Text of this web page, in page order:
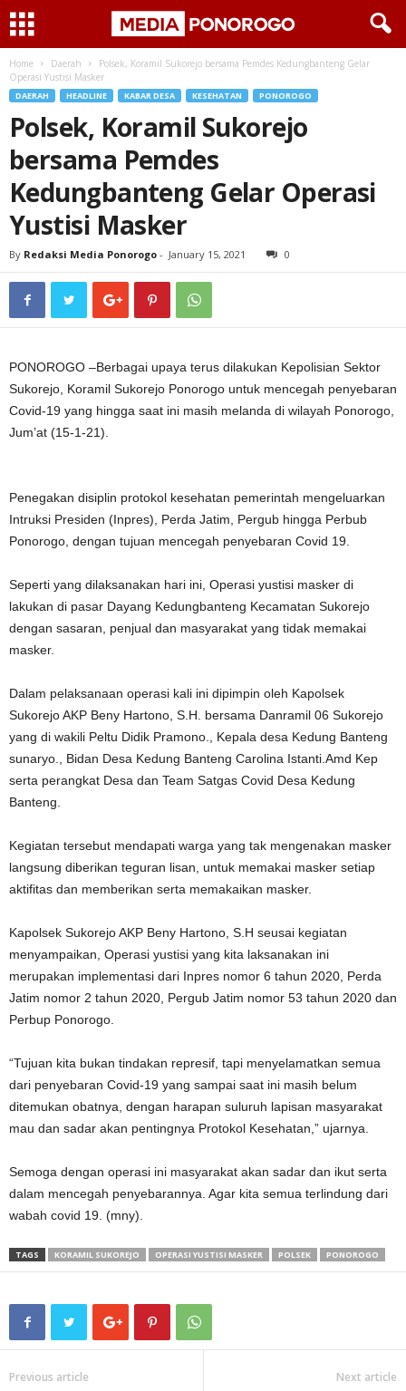
Home Daerah
Polsek, Koramil Sukorejo bersama Pemdes Kedungbanteng Gelar
Operasi Yustisi Masker
DAERAH HEADLINE KABAR DESA KESEHATAN PONOROGO
Polsek, Koramil Sukorejo
bersama Pemdes
Kedungbanteng Gelar Operasi
Yustisi Masker
By Redaksi Media Ponorogo - January 15, 2021 0
PONOROGO –Berbagai upaya terus dilakukan Kepolisian Sektor
Sukorejo, Koramil Sukorejo Ponorogo untuk mencegah penyebaran
Covid-19 yang hingga saat ini masih melanda di wilayah Ponorogo,
Jum’at (15-1-21).
Penegakan disiplin protokol kesehatan pemerintah mengeluarkan
Intruksi Presiden (Inpres), Perda Jatim, Pergub hingga Perbub
Ponorogo, dengan tujuan mencegah penyebaran Covid 19.
Seperti yang dilaksanakan hari ini, Operasi yustisi masker di
lakukan di pasar Dayang Kedungbanteng Kecamatan Sukorejo
dengan sasaran, penjual dan masyarakat yang tidak memakai
masker.
Dalam pelaksanaan operasi kali ini dipimpin oleh Kapolsek
Sukorejo AKP Beny Hartono, S.H. bersama Danramil 06 Sukorejo
yang di wakili Peltu Didik Pramono., Kepala desa Kedung Banteng
sunaryo., Bidan Desa Kedung Banteng Carolina Istanti.Amd Kep
serta perangkat Desa dan Team Satgas Covid Desa Kedung
Banteng.
Kegiatan tersebut mendapati warga yang tak mengenakan masker
langsung diberikan teguran lisan, untuk memakai masker setiap
aktifitas dan memberikan serta memakaikan masker.
Kapolsek Sukorejo AKP Beny Hartono, S.H seusai kegiatan
menyampaikan, Operasi yustisi yang kita laksanakan ini
merupakan implementasi dari Inpres nomor 6 tahun 2020, Perda
Jatim nomor 2 tahun 2020, Pergub Jatim nomor 53 tahun 2020 dan
Perbup Ponorogo.
“Tujuan kita bukan tindakan represif, tapi menyelamatkan semua
dari penyebaran Covid-19 yang sampai saat ini masih belum
ditemukan obatnya, dengan harapan suluruh lapisan masyarakat
mau dan sadar akan pentingnya Protokol Kesehatan,” ujarnya.
Semoga dengan operasi ini masyarakat akan sadar dan ikut serta
dalam mencegah penyebarannya. Agar kita semua terlindung dari
wabah covid 19. (mny).
TAGS KORAMIL SUKOREJO OPERASI YUSTISI MASKER POLSEK PONOROGO
Previous article Next article